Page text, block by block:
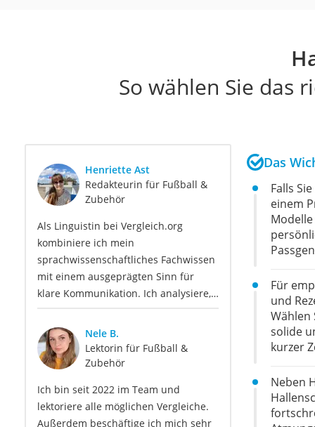
So wählen Sie das
Henriette Ast
Redakteurin für Fußball &
Zubehör
Als Linguistin bei Vergleich.org
kombiniere ich mein
sprachwissenschaftliches Fachwissen
mit einem ausgeprägten Sinn für
klare Kommunikation. Ich analysiere,
so, dass sie sprachlich präzise, leicht
verständlich und für unsere
Leser:innen informierend sind. Mein
anderem auf Freizeit-Themen. Auch
privat beschäftige ich mich gerne mit
Nele B.
Lektorin für Fußball &
Zubehör
Ich bin seit 2022 im Team und
lektoriere alle möglichen Vergleiche.
Außerdem beschäftige ich mich sehr
Das
Falls
einem
Für
und
Wählen
solide
kurzer
Neben